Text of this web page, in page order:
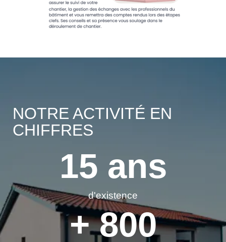
NOTRE ACTIVITÉ EN
CHIFFRES
d'existence
15 ans
+ 800